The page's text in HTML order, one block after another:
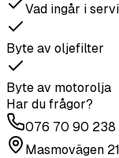
Vad ingår i
Byte av oljefilter
Byte av motorolja
Har du frågor?
076 70 90 238
Masmovägen